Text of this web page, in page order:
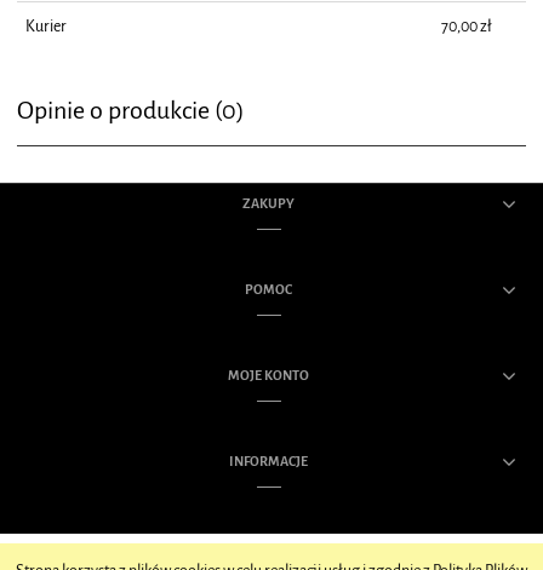
Kurier 70,00 zł
Opinie o produkcie (0)
ZAKUPY
POMOC
MOJE KONTO
INFORMACJE